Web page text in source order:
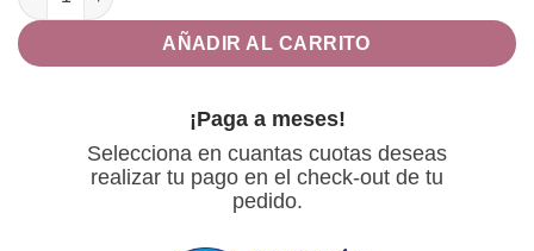
AÑADIR AL CARRITO
¡Paga a meses!
Selecciona en cuantas cuotas deseas
realizar tu pago en el check-out de tu
pedido.